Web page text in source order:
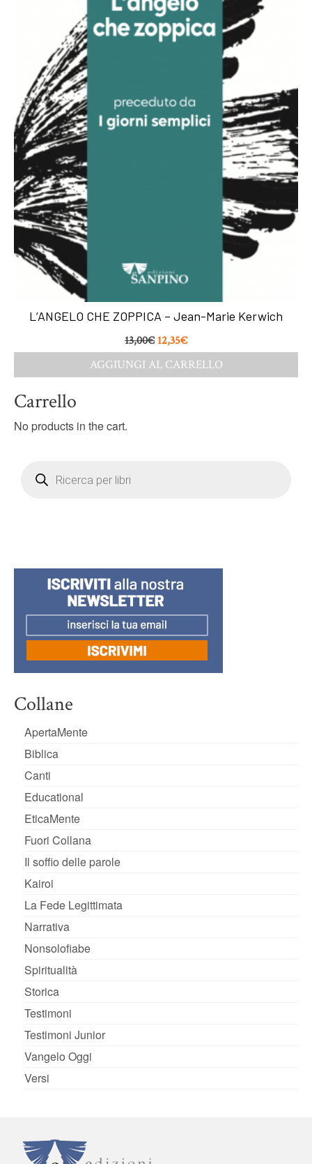
L’ANGELO CHE ZOPPICA – Jean-Marie Kerwich
13,00€ 12,35€
AGGIUNGI AL CARRELLO
Carrello
No products in the cart.
search
Collane
ApertaMente
Biblica
Canti
Educational
EticaMente
Fuori Collana
Il soffio delle parole
Kairoi
La Fede Legittimata
Narrativa
Nonsolofiabe
Spiritualità
Storica
Testimoni
Testimoni Junior
Vangelo Oggi
Versi